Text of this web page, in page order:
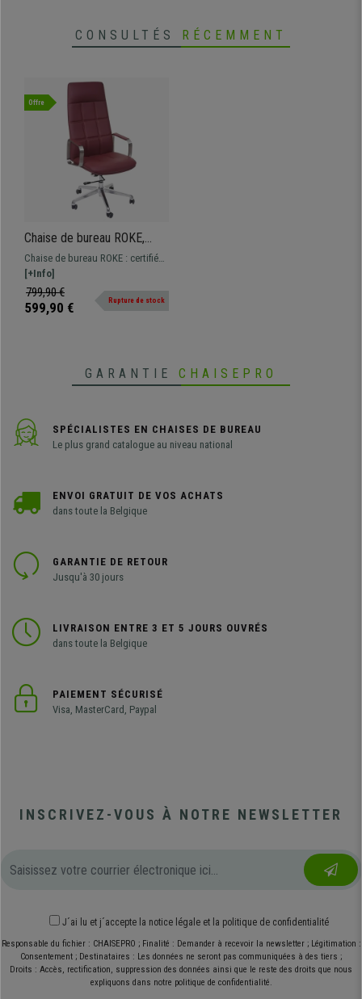
CONSULTÉS RÉCEMMENT
Offre
Chaise de bureau ROKE,
Certifiée ISO 9001,
Mécanisme Basculant, Cuir
Authentique, Rouge
Chaise de bureau ROKE : certifiée
ISO 9001, mécanisme basculant,
en cuir véritable et piètement en
acier inoxydable !
[+Info]
799,90 €
599,90 € Rupture de stock
GARANTIE CHAISEPRO
SPÉCIALISTES EN CHAISES DE BUREAU
Le plus grand catalogue au niveau national
ENVOI GRATUIT DE VOS ACHATS
dans toute la Belgique
GARANTIE DE RETOUR
Jusqu'à 30 jours
LIVRAISON ENTRE 3 ET 5 JOURS OUVRÉS
dans toute la Belgique
PAIEMENT SÉCURISÉ
Visa, MasterCard, Paypal
INSCRIVEZ-VOUS À NOTRE NEWSLETTER
J´ai lu et j´accepte la notice légale et la politique de confidentialité
Responsable du fichier : CHAISEPRO ; Finalité : Demander à recevoir la newsletter ; Légitimation :
Consentement ; Destinataires : Les données ne seront pas communiquées à des tiers ;
Droits : Accès, rectification, suppression des données ainsi que le reste des droits que nous
expliquons dans notre politique de confidentialité.